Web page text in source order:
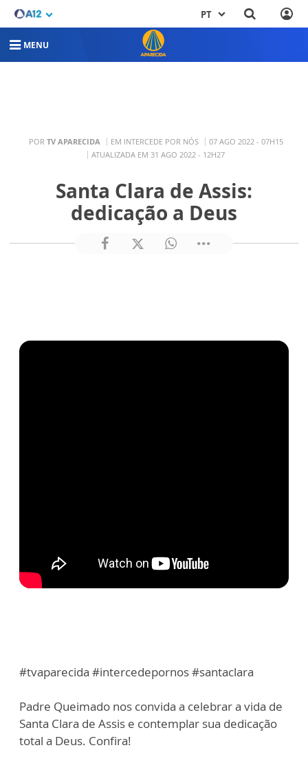
PT
MENU
POR TV APARECIDA EM INTERCEDE POR NÓS
07 AGO 2022 - 07H15
ATUALIZADA EM 31 AGO 2022 - 12H27
Santa Clara de Assis:
dedicação a Deus
#tvaparecida #intercedepornos #santaclara
Padre Queimado nos convida a celebrar a vida de
Santa Clara de Assis e contemplar sua dedicação
total a Deus. Confira!